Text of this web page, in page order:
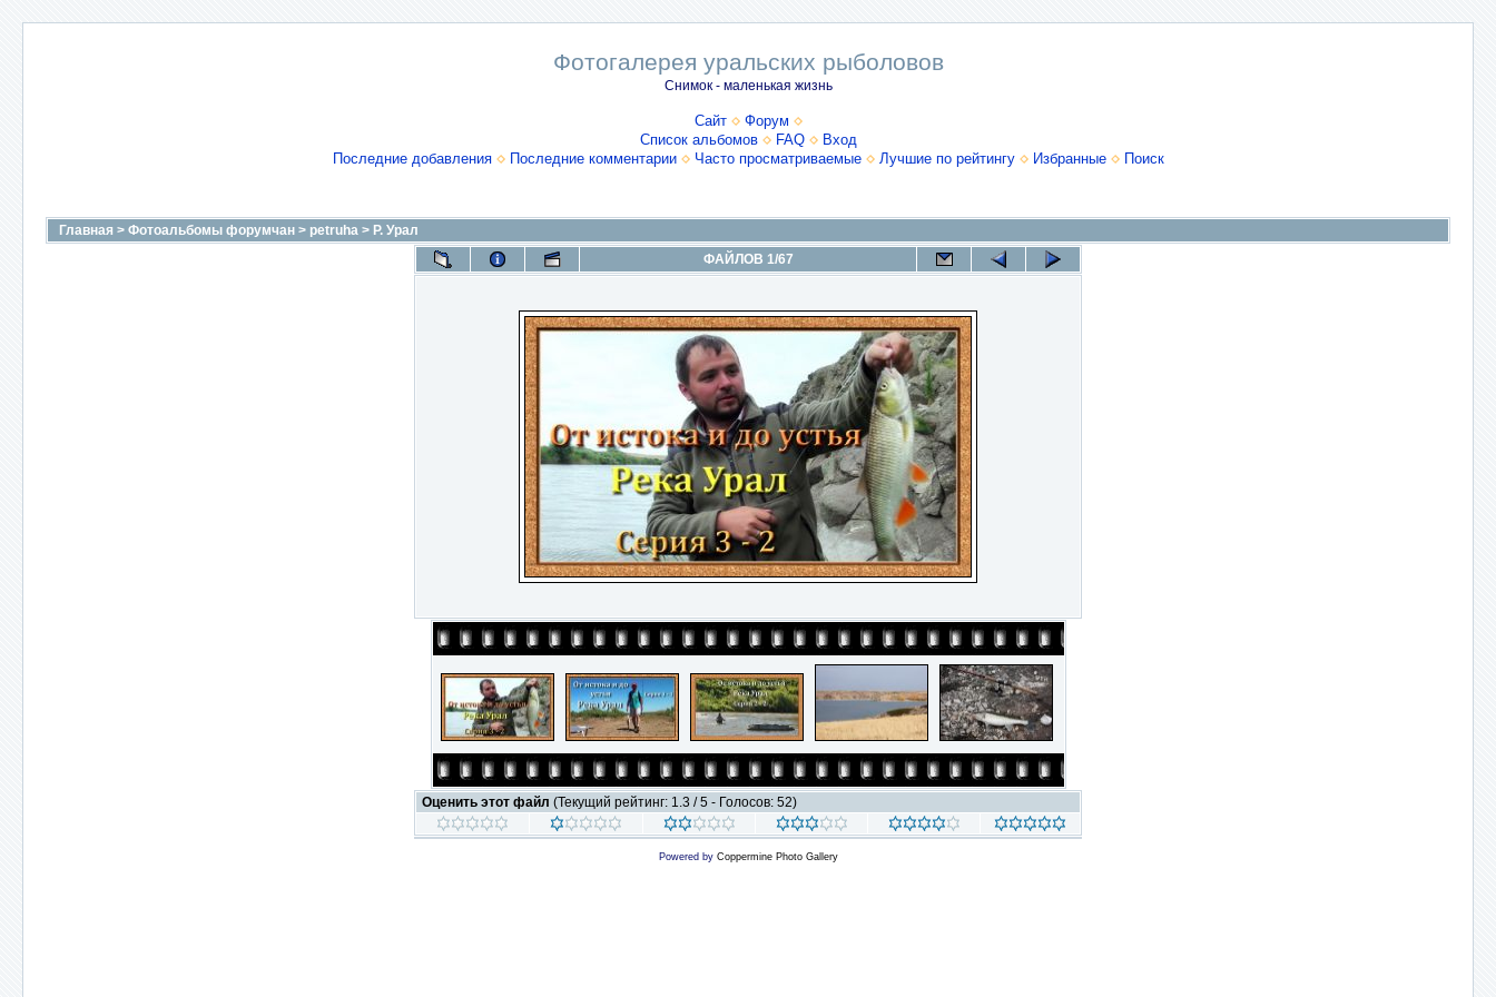
Фотогалерея уральских рыболовов
Снимок - маленькая жизнь
Сайт
Форум
Список альбомов
FAQ
Вход
Последние добавления
Последние комментарии Часто просматриваемые Лучшие по рейтингу Избранные Поиск
Главная > Фотоальбомы форумчан > petruha > Р. Урал
ФАЙЛОВ 1/67
Оценить этот файл (Текущий рейтинг: 1.3 / 5 - Голосов: 52)
Powered by Coppermine Photo Gallery